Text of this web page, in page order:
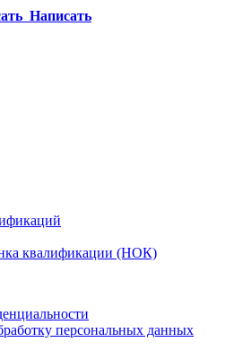
Написать
квалификации (НОК)
персональных данных